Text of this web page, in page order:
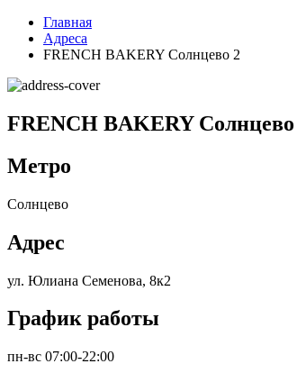
Главная
Адреса
FRENCH BAKERY Солнцево 2
FRENCH BAKERY Солнцево
Метро
Солнцево
Адрес
ул. Юлиана Семенова, 8к2
График работы
пн-вс 07:00-22:00